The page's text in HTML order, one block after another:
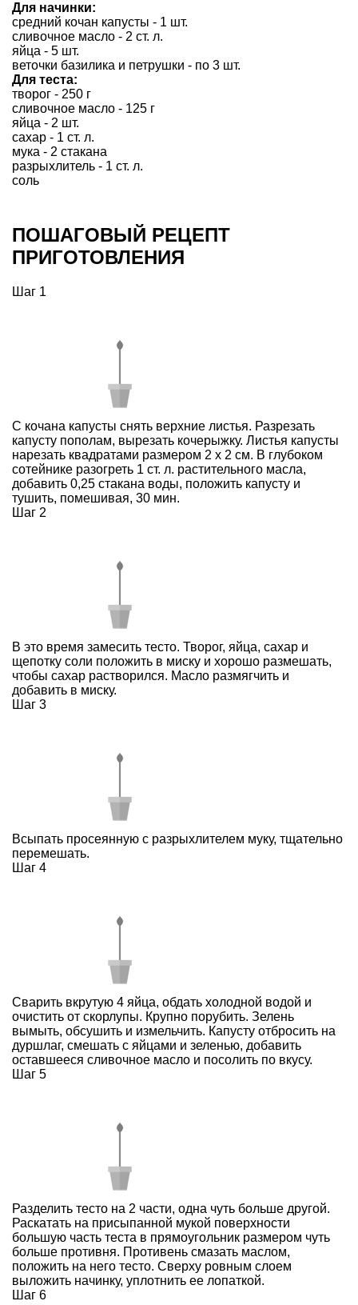
Для начинки:
средний кочан капусты - 1 шт.
сливочное масло - 2 ст. л.
яйца - 5 шт.
веточки базилика и петрушки - по 3 шт.
Для теста:
творог - 250 г
сливочное масло - 125 г
яйца - 2 шт.
сахар - 1 ст. л.
мука - 2 стакана
разрыхлитель - 1 ст. л.
соль
ПОШАГОВЫЙ РЕЦЕПТ
ПРИГОТОВЛЕНИЯ
Шаг 1
С кочана капусты снять верхние листья. Разрезать
капусту пополам, вырезать кочерыжку. Листья капусты
нарезать квадратами размером 2 х 2 см. В глубоком
сотейнике разогреть 1 ст. л. растительного масла,
добавить 0,25 стакана воды, положить капусту и
тушить, помешивая, 30 мин.
Шаг 2
В это время замесить тесто. Творог, яйца, сахар и
щепотку соли положить в миску и хорошо размешать,
чтобы сахар растворился. Масло размягчить и
добавить в миску.
Шаг 3
Всыпать просеянную с разрыхлителем муку, тщательно
перемешать.
Шаг 4
Сварить вкрутую 4 яйца, обдать холодной водой и
очистить от скорлупы. Крупно порубить. Зелень
вымыть, обсушить и измельчить. Капусту отбросить на
дуршлаг, смешать с яйцами и зеленью, добавить
оставшееся сливочное масло и посолить по вкусу.
Шаг 5
Разделить тесто на 2 части, одна чуть больше другой.
Раскатать на присыпанной мукой поверхности
большую часть теста в прямоугольник размером чуть
больше противня. Противень смазать маслом,
положить на него тесто. Сверху ровным слоем
выложить начинку, уплотнить ее лопаткой.
Шаг 6